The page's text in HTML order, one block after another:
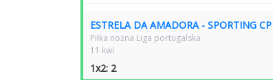
ESTRELA DA AMADORA - SPORTING CP
Piłka nożna Liga portugalska
11 kwi
1x2: 2